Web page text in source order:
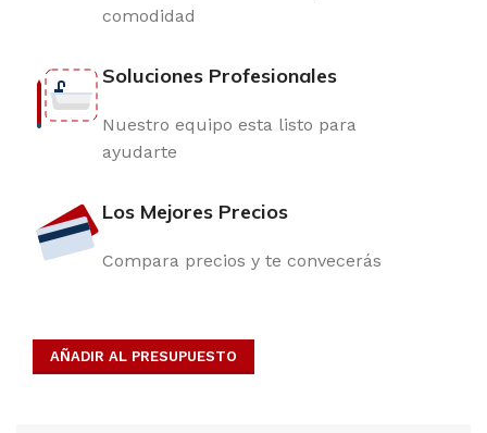
comodidad
Soluciones Profesionales
Nuestro equipo esta listo para
ayudarte
Los Mejores Precios
Compara precios y te convecerás
AÑADIR AL PRESUPUESTO